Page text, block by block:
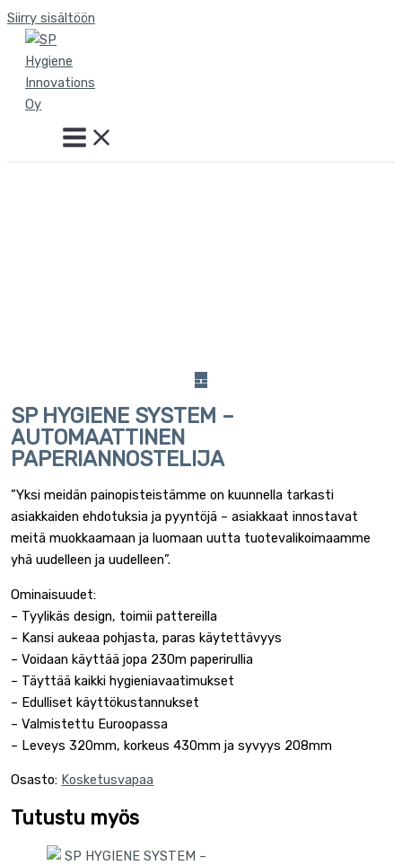
Siirry sisältöön
SP HYGIENE SYSTEM –
AUTOMAATTINEN
PAPERIANNOSTELIJA
”Yksi meidän painopisteistämme on kuunnella tarkasti
asiakkaiden ehdotuksia ja pyyntöjä – asiakkaat innostavat
meitä muokkaamaan ja luomaan uutta tuotevalikoimaamme
yhä uudelleen ja uudelleen”.
Ominaisuudet:
– Tyylikäs design, toimii pattereilla
– Kansi aukeaa pohjasta, paras käytettävyys
– Voidaan käyttää jopa 230m paperirullia
– Täyttää kaikki hygieniavaatimukset
– Edulliset käyttökustannukset
– Valmistettu Euroopassa
– Leveys 320mm, korkeus 430mm ja syvyys 208mm
Osasto: Kosketusvapaa
Tutustu myös